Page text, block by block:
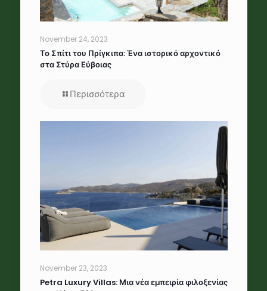
November 24, 2023
Το Σπίτι του Πρίγκιπα: Ένα ιστορικό αρχοντικό
στα Στύρα Εύβοιας
Περισσότερα
November 23, 2023
Petra Luxury Villas: Μια νέα εμπειρία φιλοξενίας